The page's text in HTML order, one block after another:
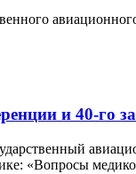
и 40-го
медико-